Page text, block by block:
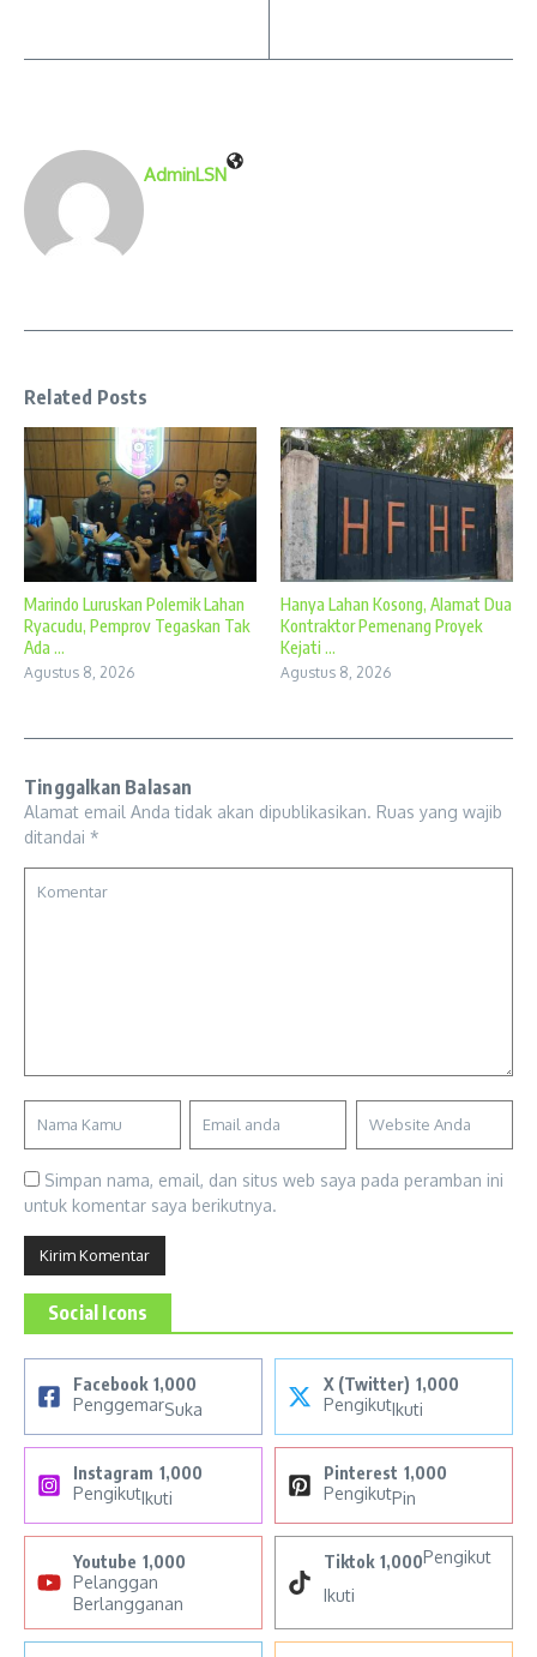
AdminLSN
Related Posts
Marindo Luruskan Polemik Lahan
Ryacudu, Pemprov Tegaskan Tak
Ada ...
Agustus 8, 2026
Hanya Lahan Kosong, Alamat Dua
Kontraktor Pemenang Proyek
Kejati ...
Agustus 8, 2026
Tinggalkan Balasan
Alamat email Anda tidak akan dipublikasikan. Ruas yang wajib
ditandai *
Simpan nama, email, dan situs web saya pada peramban ini
untuk komentar saya berikutnya.
Social Icons
Facebook 1,000
PenggemarSuka
X (Twitter) 1,000
PengikutIkuti
Instagram 1,000
PengikutIkuti
Pinterest 1,000
PengikutPin
Youtube 1,000
Pelanggan
Berlangganan
Tiktok 1,000Pengikut
Ikuti